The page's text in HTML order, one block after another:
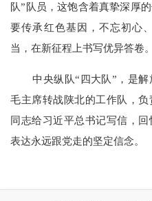
队”队员，这饱含着真挚深厚
要传承红色基因，不忘初心
当，在新征程上书写优异答卷。
中央纵队“四大队”，是
毛主席转战陕北的工作队，
同志给习近平总书记写信，回
表达永远跟党走的坚定信念。